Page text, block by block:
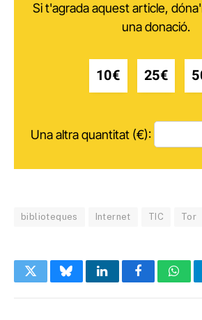
Si t'agrada aquest article,
una donació.
10€ 25€
Una altra quantitat (€):
biblioteques Internet TIC Tor
TwitterBlueskyLinkedInFacebook